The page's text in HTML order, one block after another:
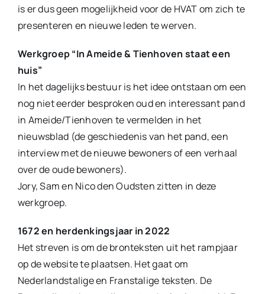
is er dus geen mogelijkheid voor de HVAT om zich te
presenteren en nieuwe leden te werven.
Werkgroep “In Ameide & Tienhoven staat een
huis”
In het dagelijks bestuur is het idee ontstaan om een
nog niet eerder besproken oud en interessant pand
in Ameide/Tienhoven te vermelden in het
nieuwsblad (de geschiedenis van het pand, een
interview met de nieuwe bewoners of een verhaal
over de oude bewoners).
Jory, Sam en Nico den Oudsten zitten in deze
werkgroep.
1672 en herdenkingsjaar in 2022
Het streven is om de bronteksten uit het rampjaar
op de website te plaatsen. Het gaat om
Nederlandstalige en Franstalige teksten. De